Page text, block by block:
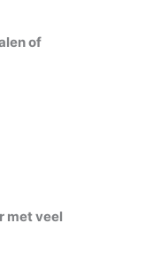
of
met veel